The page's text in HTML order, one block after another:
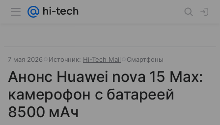
7 мая 2026 Источник: Hi-Tech Mail Смартфоны
Анонс Huawei nova 15 Max:
камерофон с батареей
8500 мАч